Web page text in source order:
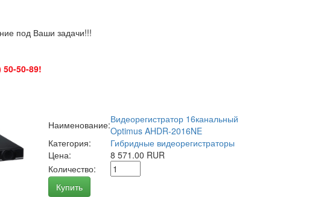
под Ваши задачи!!!
50-89!
Наименование:Видеорегистратор 16канальный
Optimus AHDR-2016NE
Категория:
Гибридные видеорегистраторы
Цена:
8 571.00 RUR
Количество:
Купить